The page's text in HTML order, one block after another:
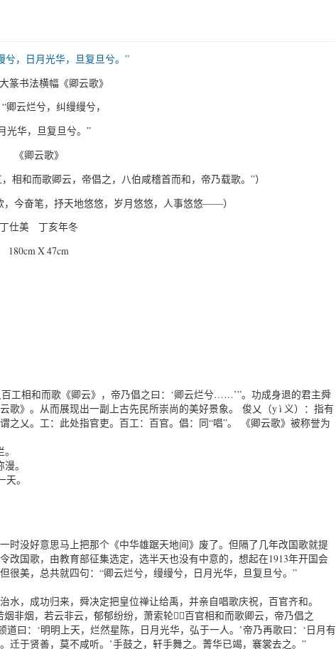
篆书法横幅《卿云歌》
“卿云烂兮，纠缦缦兮，
光华，旦复旦兮。 ”
《卿云歌》
相和而歌卿云，帝倡之，八伯咸稽首而和，帝乃载歌。”）
，今奋笔，抒天地悠悠，岁月悠悠，人事悠悠——）
丁仕美
丁亥年冬
180cm X 47cm
百工相和而歌《卿云》，帝乃倡之曰：‘卿云烂兮……’”。功成身退的君主舜
歌》。从而展现出一副上古先民所崇尚的美好景象。 俊乂（y ì 义）：指有
之乂。工：此处指官吏。百工：百官。倡：同“唱”。 《卿云歌》被称誉为
漫。
。
时没好意思马上把那个《中华雄踞天地间》废了。但隔了几年改国歌就提
改国歌，由教育部征集选定，选半天也没有中意的，想起在1913年开国会
很美，总共就四句：“卿云烂兮，缦缦兮，日月光华，旦复旦兮。”
，成功归来，舜决定把皇位禅让给禹，并亲自唱歌庆祝，百官齐和。
非烟，若云非云，郁郁纷纷，萧索轮，百官相和而歌卿云，帝乃倡之
曰：‘明明上天，烂然星陈，日月光华，弘于一人。’帝乃再歌曰：‘日月有
迁于贤善，莫不咸听。’手鼓之，轩手舞之。菁华已竭，褰裳去之。”